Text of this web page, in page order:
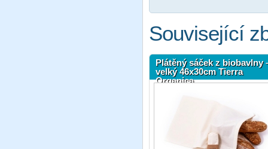
Související
Plátěný sáček z biobavlny
velký 46x30cm Tierra
Organica